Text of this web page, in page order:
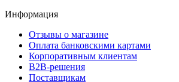
Информация
Отзывы о магазине
Оплата банковскими картами
Корпоративным клиентам
B2B-решения
Поставщикам